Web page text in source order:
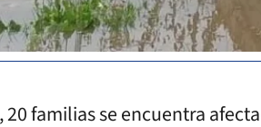
familias se encuentra